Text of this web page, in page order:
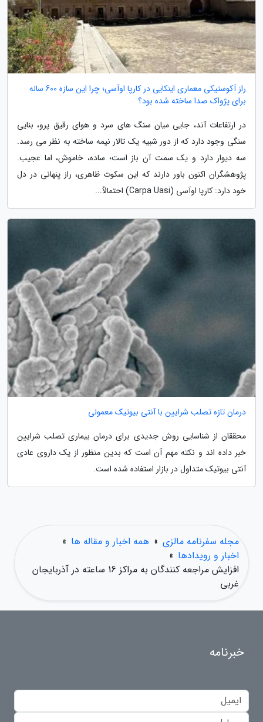
راز آکوستیکی معماری اینکایی در کارپا اوآسی؛ چرا این سازه 600 ساله
برای پژواک صدا ساخته شده بود؟
در ارتفاعات آند، جایی میان سنگ های سرد و هوای رقیق پرو، بنایی
سنگی وجود دارد که از دور شبیه یک تالار نیمه ساخته به نظر می رسد.
سه دیوار دارد و یک سمت آن باز است؛ ساده، خاموش، اما عجیب.
پژوهشگران اکنون باور دارند که این سکوت ظاهری، راز پنهانی در دل
خود دارد: کارپا اوآسی (Carpa Uasi) احتمالاً...
درمان تازه تصلب شرایین با آنتی بیوتیک معمولی
محققان از شناسایی روش جدیدی برای درمان بیماری تصلب شرایین
خبر داده اند و نکته مهم آن است که بدین منظور از یک داروی عادی
آنتی بیوتیک متداول در بازار استفاده شده است.
مجله سفرنامه مالزی » همه اخبار و مقاله ها »
اخبار و رویدادها »
افزایش مراجعه کنندگان به مراکز 16 ساعته در آذربایجان
غربی
خبرنامه